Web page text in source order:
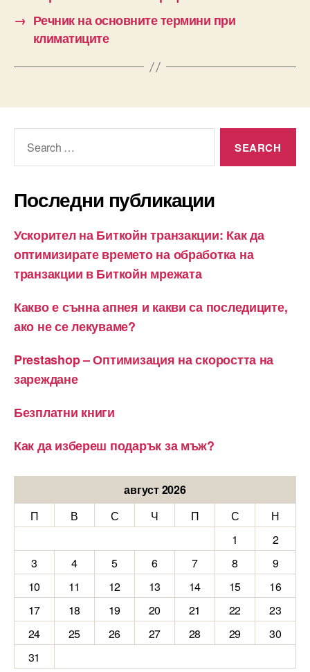
→ Речник на основните термини при
климатиците
Последни публикации
Ускорител на Биткойн транзакции: Как да
оптимизирате времето на обработка на
транзакции в Биткойн мрежата
Какво е сънна апнея и какви са последиците,
ако не се лекуваме?
Prestashop – Оптимизация на скоростта на
зареждане
Безплатни книги
Как да избереш подарък за мъж?
август 2026
П
В С Ч П С
Н
1
2
3
4 5 6 7 8
9
10
11 12 13 14 15
16
17
18 19 20 21 22
23
24
25 26 27 28 29
30
31